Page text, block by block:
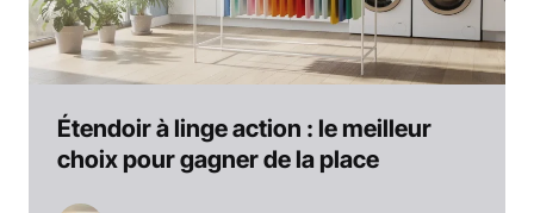
Étendoir à linge action : le meilleur
choix pour gagner de la place